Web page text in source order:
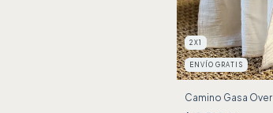
2X1
ENVÍO GRATIS
Camino Gasa Over